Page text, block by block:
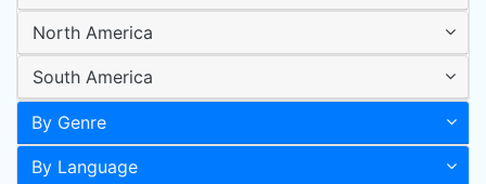
North America
South America
By Genre
By Language